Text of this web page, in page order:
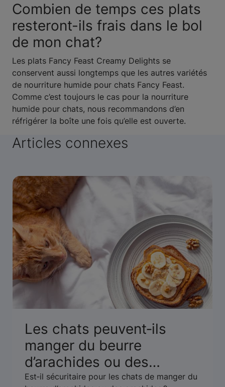
Combien de temps ces plats
resteront-ils frais dans le bol
de mon chat?
Les plats Fancy Feast Creamy Delights se
conservent aussi longtemps que les autres variétés
de nourriture humide pour chats Fancy Feast.
Comme c’est toujours le cas pour la nourriture
humide pour chats, nous recommandons d’en
réfrigérer la boîte une fois qu’elle est ouverte.
Articles connexes
Les chats peuvent‑ils
manger du beurre
d’arachides ou des
arachides ? Un guide pour
Est‑il sécuritaire pour les chats de manger du